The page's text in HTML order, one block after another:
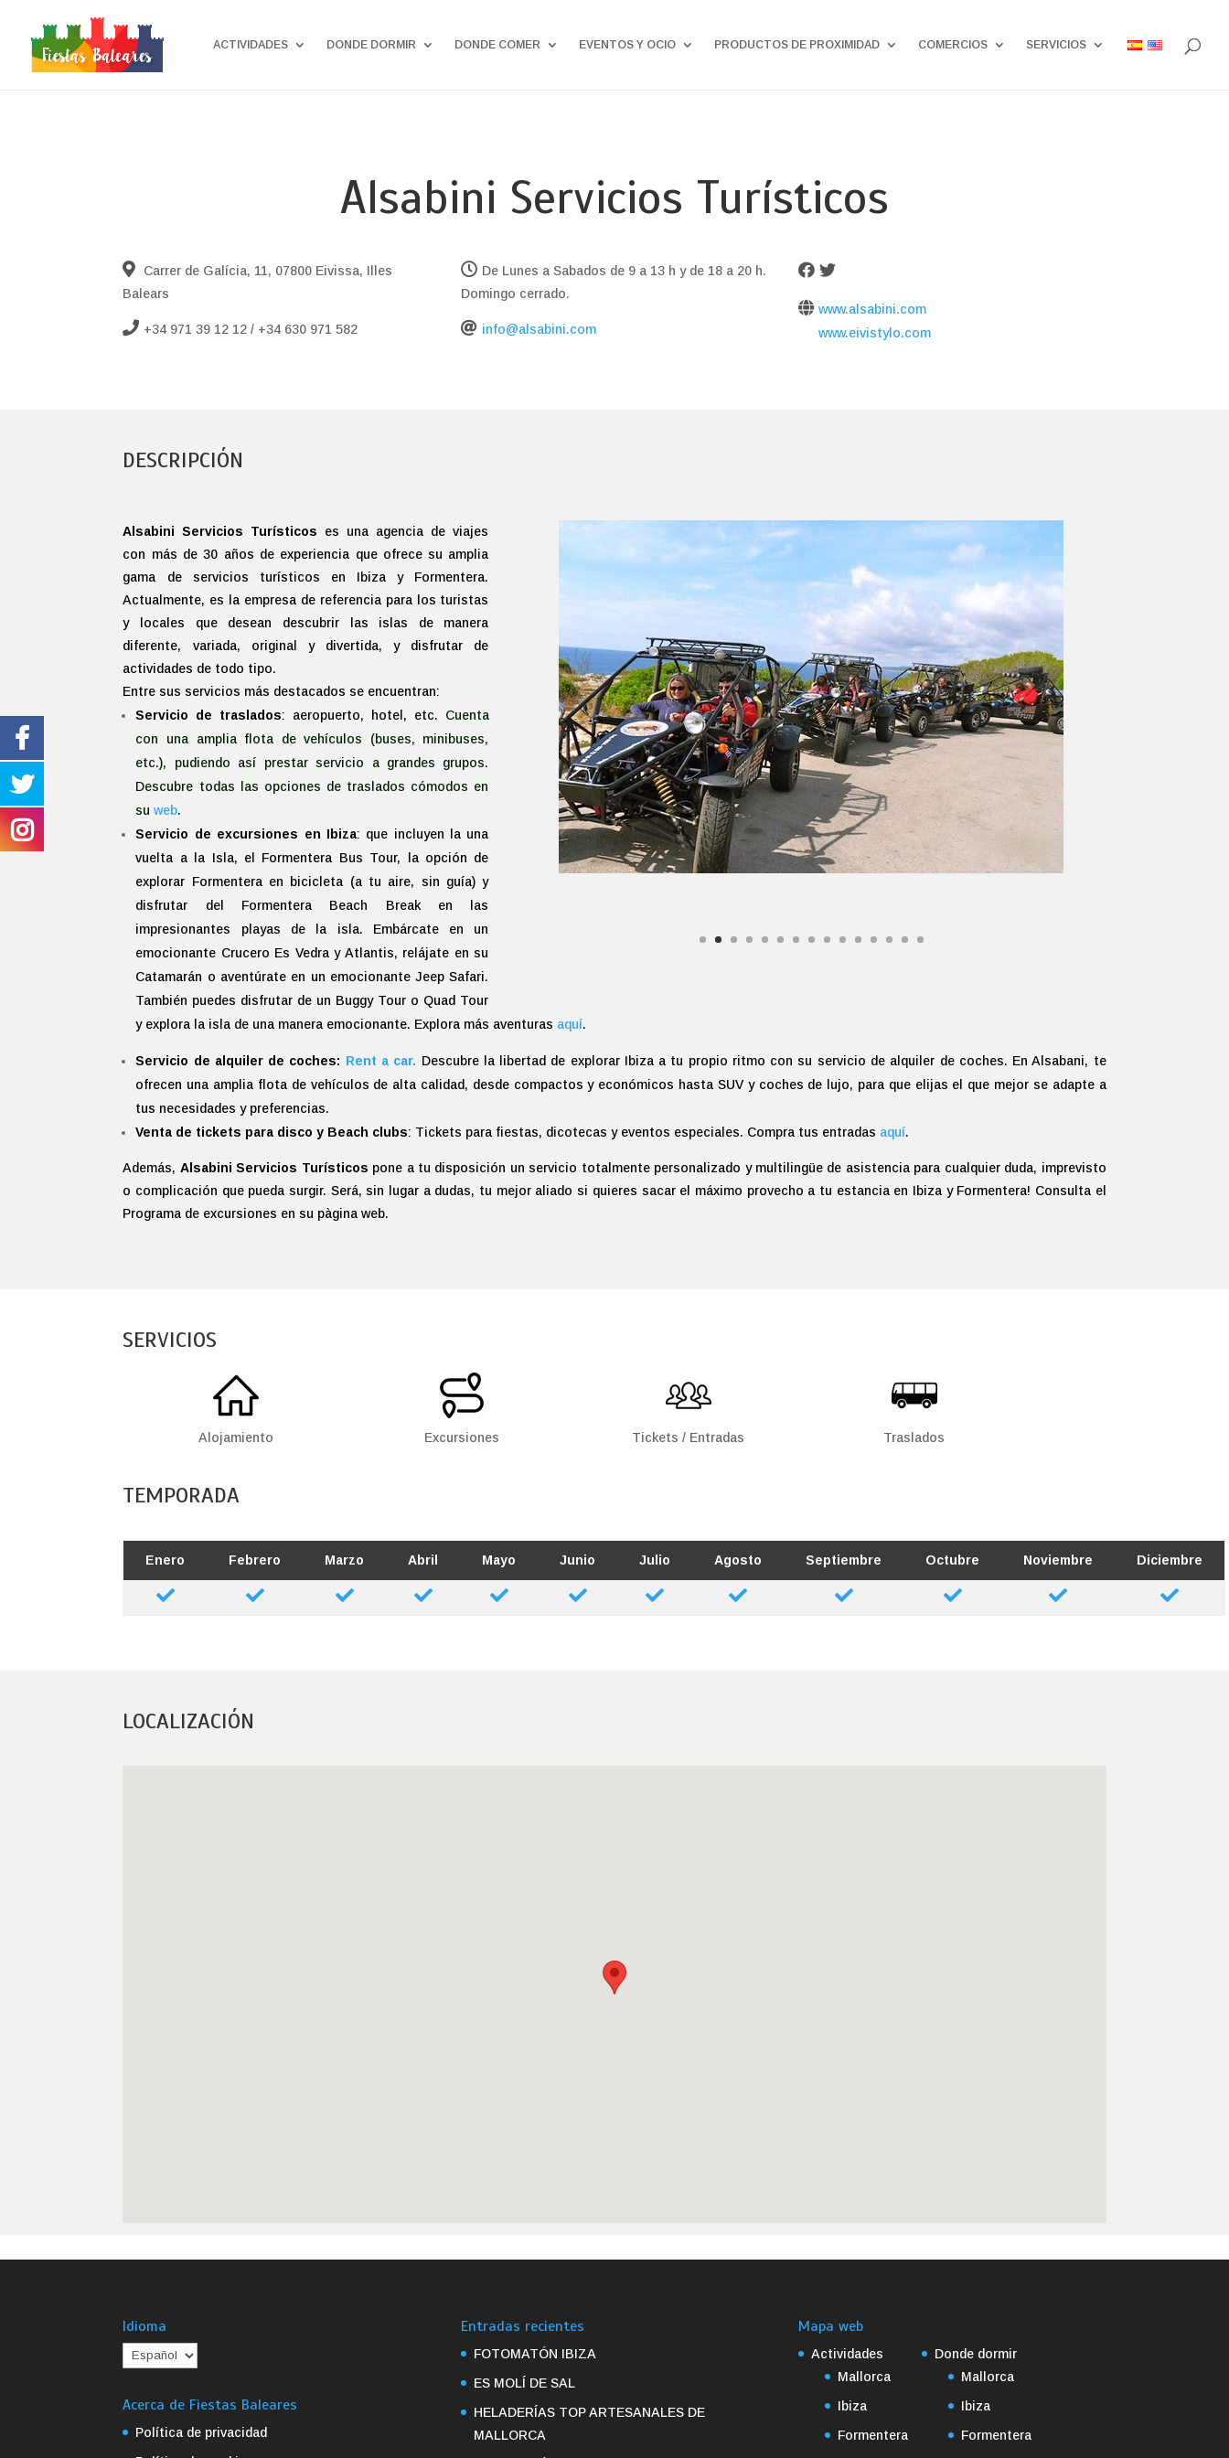
ACTIVIDADES DONDE DORMIR DONDE COMER EVENTOS Y OCIO PRODUCTOS DE PROXIMIDAD COMERCIOS SERVICIOS
Alsabini Servicios Turísticos
Carrer de Galícia, 11, 07800 Eivissa, Illes
Balears
+34 971 39 12 12 / +34 630 971 582
De Lunes a Sabados de 9 a 13 h y de 18 a 20 h.
Domingo cerrado.
info@alsabini.com
www.alsabini.com
www.eivistylo.com
DESCRIPCIÓN
Alsabini Servicios Turísticos es una agencia de viajes
con más de 30 años de experiencia que ofrece su amplia
gama de servicios turísticos en Ibiza y Formentera.
Actualmente, es la empresa de referencia para los turistas
y locales que desean descubrir las islas de manera
diferente, variada, original y divertida, y disfrutar de
actividades de todo tipo.
Entre sus servicios más destacados se encuentran:
Servicio de traslados: aeropuerto, hotel, etc. Cuenta
con una amplia flota de vehículos (buses, minibuses,
etc.), pudiendo así prestar servicio a grandes grupos.
Descubre todas las opciones de traslados cómodos en
suweb.
Servicio de excursiones en Ibiza: que incluyen la una
vuelta a la Isla, el Formentera Bus Tour, la opción de
explorar Formentera en bicicleta (a tu aire, sin guía) y
disfrutar del Formentera Beach Break en las
impresionantes playas de la isla. Embárcate en un
emocionante Crucero Es Vedra y Atlantis, relájate en su
Catamarán o aventúrate en un emocionante Jeep Safari.
También puedes disfrutar de un Buggy Tour o Quad Tour
y explora la isla de una manera emocionante. Explora más aventuras aquí.
Servicio de alquiler de coches: Rent a car. Descubre la libertad de explorar Ibiza a tu propio ritmo con su servicio de alquiler de coches. En Alsabani, te
ofrecen una amplia flota de vehículos de alta calidad, desde compactos y económicos hasta SUV y coches de lujo, para que elijas el que mejor se adapte a
tus necesidades y preferencias.
Venta de tickets para disco y Beach clubs: Tickets para fiestas, dicotecas y eventos especiales. Compra tus entradas aquí.
Además, Alsabini Servicios Turísticos pone a tu disposición un servicio totalmente personalizado y multilingüe de asistencia para cualquier duda, imprevisto
o complicación que pueda surgir. Será, sin lugar a dudas, tu mejor aliado si quieres sacar el máximo provecho a tu estancia en Ibiza y Formentera! Consulta el
Programa de excursiones en su pàgina web.
SERVICIOS
Alojamiento Excursiones Tickets / Entradas Traslados
TEMPORADA
Enero Febrero Marzo Abril Mayo Junio Julio Agosto Septiembre Octubre Noviembre Diciembre
LOCALIZACIÓN
Idioma
Acerca de Fiestas Baleares
Política de privacidad
Entradas recientes
FOTOMATÓN IBIZA
ES MOLÍ DE SAL
HELADERÍAS TOP ARTESANALES DE
MALLORCA
Mapa web
Actividades
Mallorca
Ibiza
Formentera
Donde dormir
Mallorca
Ibiza
Formentera